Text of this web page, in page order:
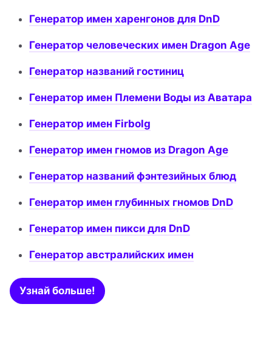
Генератор имен харенгонов для DnD
Генератор человеческих имен Dragon Age
Генератор названий гостиниц
Генератор имен Племени Воды из Аватара
Генератор имен Firbolg
Генератор имен гномов из Dragon Age
Генератор названий фэнтезийных блюд
Генератор имен глубинных гномов DnD
Генератор имен пикси для DnD
Генератор австралийских имен
Узнай больше!